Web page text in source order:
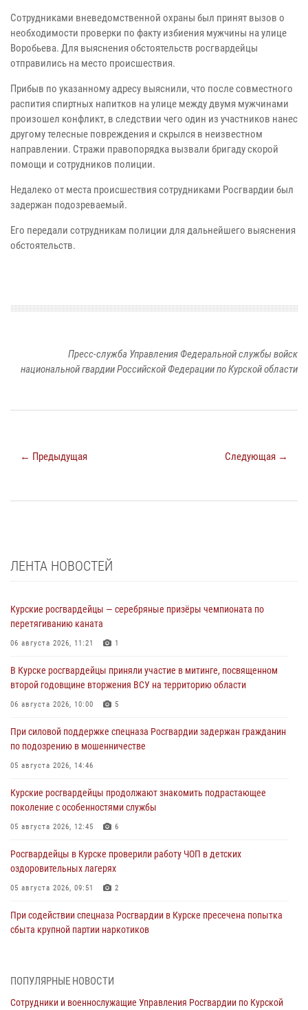
Сотрудниками вневедомственной охраны был принят вызов о
необходимости проверки по факту избиения мужчины на улице
Воробьева. Для выяснения обстоятельств росгвардейцы
отправились на место происшествия.
Прибыв по указанному адресу выяснили, что после совместного
распития спиртных напитков на улице между двумя мужчинами
произошел конфликт, в следствии чего один из участников нанес
другому телесные повреждения и скрылся в неизвестном
направлении. Стражи правопорядка вызвали бригаду скорой
помощи и сотрудников полиции.
Недалеко от места происшествия сотрудниками Росгвардии был
задержан подозреваемый.
Его передали сотрудникам полиции для дальнейшего выяснения
обстоятельств.
Пресс-служба Управления Федеральной службы войск
национальной гвардии Российской Федерации по Курской области
← Предыдущая Следующая →
ЛЕНТА НОВОСТЕЙ
Курские росгвардейцы — серебряные призёры чемпионата по
перетягиванию каната
06 августа 2026, 11:21 1
В Курске росгвардейцы приняли участие в митинге, посвященном
второй годовщине вторжения ВСУ на территорию области
06 августа 2026, 10:00 5
При силовой поддержке спецназа Росгвардии задержан гражданин
по подозрению в мошенничестве
05 августа 2026, 14:46
Курские росгвардейцы продолжают знакомить подрастающее
поколение с особенностями службы
05 августа 2026, 12:45 6
Росгвардейцы в Курске проверили работу ЧОП в детских
оздоровительных лагерях
05 августа 2026, 09:51 2
При содействии спецназа Росгвардии в Курске пресечена попытка
сбыта крупной партии наркотиков
За прошедшую неделю росгвардейцы Курской области проверили
ПОПУЛЯРНЫЕ НОВОСТИ
Сотрудники и военнослужащие Управления Росгвардии по Курской